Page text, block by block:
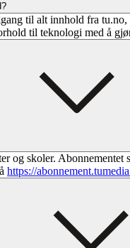
til alt innhold fra
til teknologi med å
skoler. Abonnementet
https://